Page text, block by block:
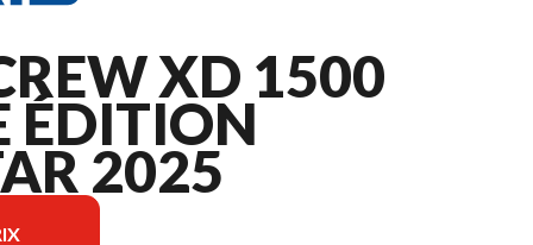
XD 1500
ÉDITION
2025